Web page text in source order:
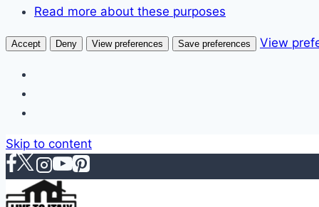
Read more about these purposes
Accept Deny View preferences Save preferences View
Skip to content